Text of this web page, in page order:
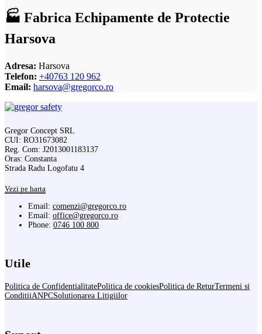
🏭 Fabrica Echipamente de Protectie
Harsova
Adresa: Harsova
Telefon: +40763 120 962
Email: harsova@gregorco.ro
Gregor Concept SRL
CUI: RO31673082
Reg. Com: J2013001183137
Oras: Constanta
Strada Radu Logofatu 4
Vezi pe harta
Email: comenzi@gregorco.ro
Email: office@gregorco.ro
Phone: 0746 100 800
Utile
Politica de ConfidentialitatePolitica de cookiesPolitica de ReturTermeni si
ConditiiANPCSolutionarea Litigiilor